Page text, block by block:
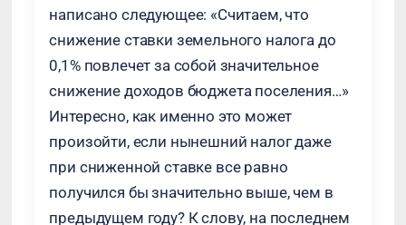
написано следующее: «Считаем, что
снижение ставки земельного налога до
0,1% повлечет за собой значительное
снижение доходов бюджета поселения…»
Интересно, как именно это может
произойти, если нынешний налог даже
при сниженной ставке все равно
получился бы значительно выше, чем в
предыдущем году? К слову, на последнем